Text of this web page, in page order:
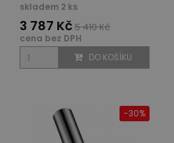
skladem 2 ks
3 787 Kč5 410 Kč
cena bez DPH
DO KOŠÍKU
-30%